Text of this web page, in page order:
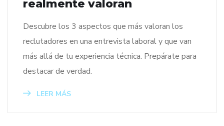
realmente valoran
Descubre los 3 aspectos que más valoran los
reclutadores en una entrevista laboral y que van
más allá de tu experiencia técnica. Prepárate para
destacar de verdad.
LEER MÁS